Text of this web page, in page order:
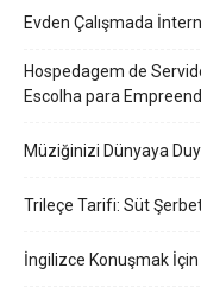
Evden Çalışmada
Hospedagem de
Escolha para
Müziğinizi Dünyaya
Trileçe Tarifi: Süt
İngilizce Konuşmak İçin